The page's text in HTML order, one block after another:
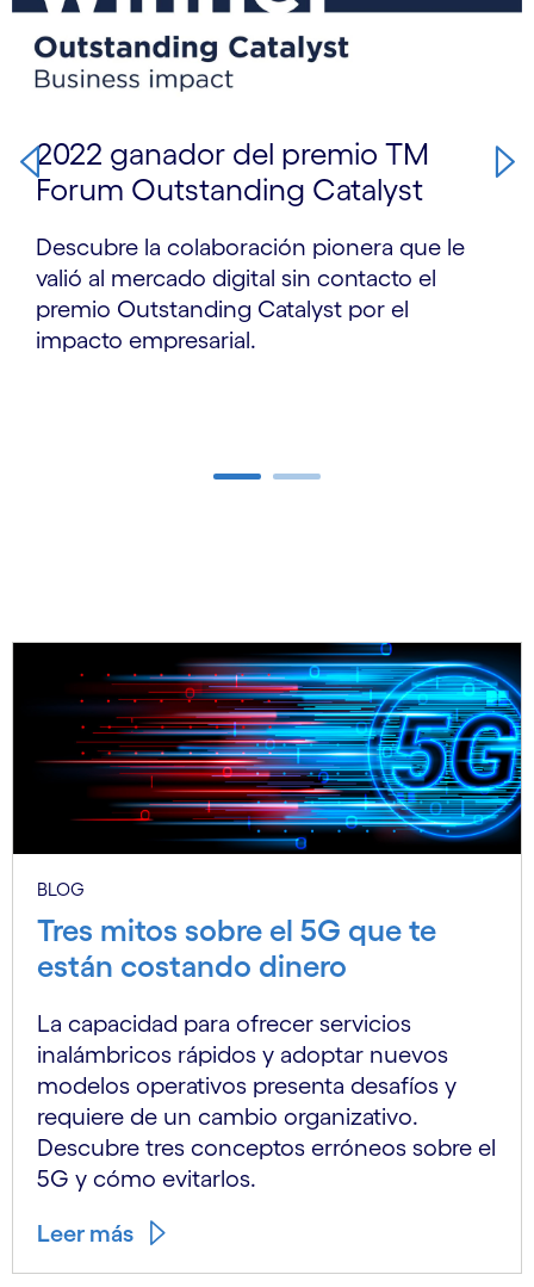
2022 ganador del premio TM
Forum Outstanding Catalyst
Descubre la colaboración pionera que le
valió al mercado digital sin contacto el
premio Outstanding Catalyst por el
impacto empresarial.
BLOG
Tres mitos sobre el 5G que te
están costando dinero
La capacidad para ofrecer servicios
inalámbricos rápidos y adoptar nuevos
modelos operativos presenta desafíos y
requiere de un cambio organizativo.
Descubre tres conceptos erróneos sobre el
5G y cómo evitarlos.
Leer más